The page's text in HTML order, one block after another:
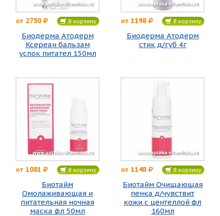
от 2750 В корзину
Биодерма Атодерм
Ксереан бальзам
успок питател 150мл
от 1198 В корзину
Биодерма Атодерм
стик д/губ 4г
от 1081 В корзину
Биотайм
Омолаживающая и
питательная ночная
маска фл 50мл
от 1148 В корзину
Биотайм Очищающая
пенка д/чувствит
кожи с центеллой фл
160мл